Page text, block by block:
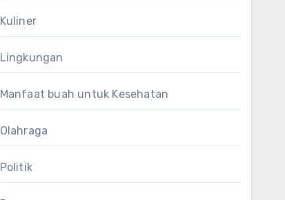
Kuliner
Lingkungan
Manfaat buah untuk Kesehatan
Olahraga
Politik